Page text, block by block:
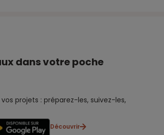
dans votre poche
projets : préparez-les, suivez-les,
Découvrir